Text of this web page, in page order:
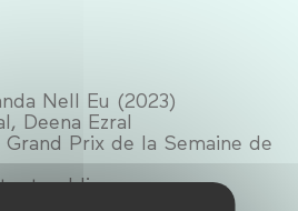
Nell Eu (2023)
Deena Ezral
Grand Prix de la Semaine de
public avec